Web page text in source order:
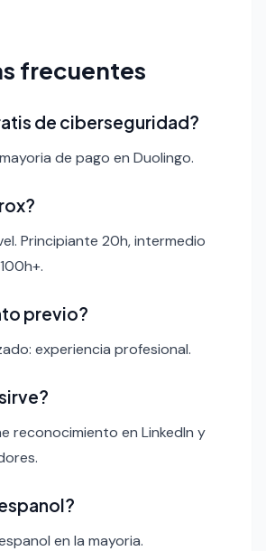
frecuentes
de ciberseguridad?
de pago en Duolingo.
Principiante 20h, intermedio
previo?
experiencia profesional.
reconocimiento en LinkedIn y
en la mayoria.